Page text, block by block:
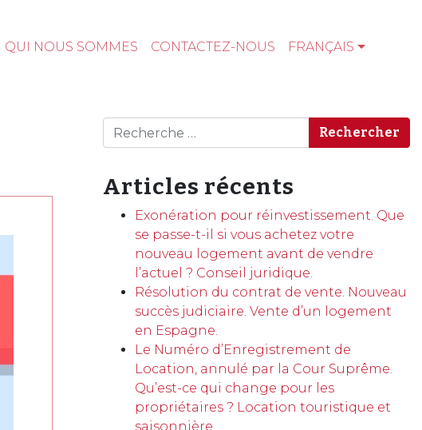
QUI NOUS SOMMES CONTACTEZ-NOUS FRANÇAIS
Rechercher
Articles récents
Exonération pour réinvestissement. Que
se passe-t-il si vous achetez votre
nouveau logement avant de vendre
l’actuel ? Conseil juridique.
Résolution du contrat de vente. Nouveau
succès judiciaire. Vente d’un logement
en Espagne.
Le Numéro d’Enregistrement de
Location, annulé par la Cour Suprême.
Qu’est-ce qui change pour les
propriétaires ? Location touristique et
saisonnière.